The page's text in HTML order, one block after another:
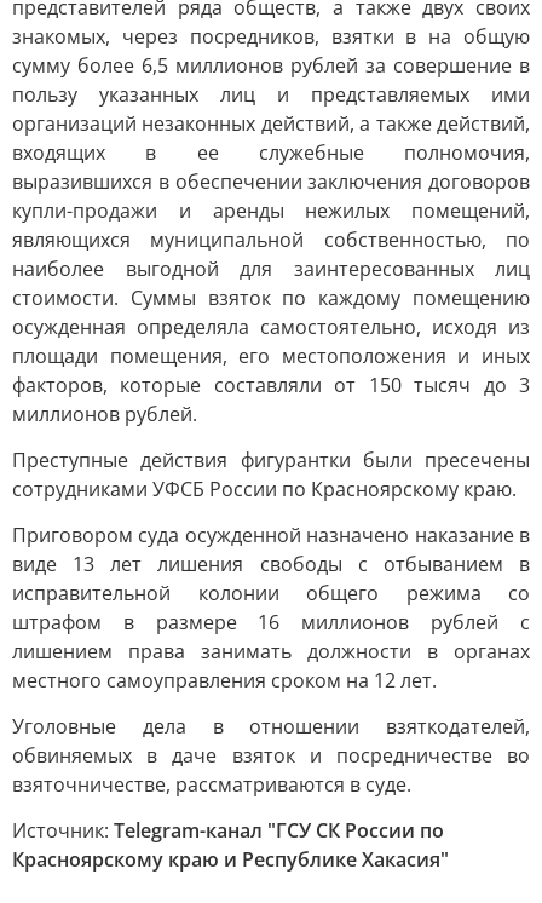
представителей ряда обществ, а также двух своих
знакомых, через посредников, взятки в на общую
сумму более 6,5 миллионов рублей за совершение в
пользу указанных лиц и представляемых ими
организаций незаконных действий, а также действий,
входящих в ее служебные полномочия,
выразившихся в обеспечении заключения договоров
купли-продажи и аренды нежилых помещений,
являющихся муниципальной собственностью, по
наиболее выгодной для заинтересованных лиц
стоимости. Суммы взяток по каждому помещению
осужденная определяла самостоятельно, исходя из
площади помещения, его местоположения и иных
факторов, которые составляли от 150 тысяч до 3
миллионов рублей.
Преступные действия фигурантки были пресечены
сотрудниками УФСБ России по Красноярскому краю.
Приговором суда осужденной назначено наказание в
виде 13 лет лишения свободы с отбыванием в
исправительной колонии общего режима со
штрафом в размере 16 миллионов рублей с
лишением права занимать должности в органах
местного самоуправления сроком на 12 лет.
Уголовные дела в отношении взяткодателей,
обвиняемых в даче взяток и посредничестве во
взяточничестве, рассматриваются в суде.
Источник: Telegram-канал "ГСУ СК России по
Красноярскому краю и Республике Хакасия"